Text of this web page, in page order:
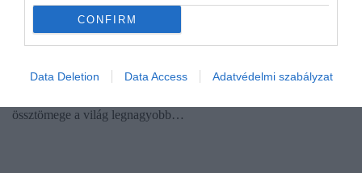
CONFIRM
Data Deletion Data Access Adatvédelmi szabályzat
nagy fal is eltörpül
megoldásáért dolgozó WEEE Fórum becslései szerint 2021-ben
össztömege a világ legnagyobb…